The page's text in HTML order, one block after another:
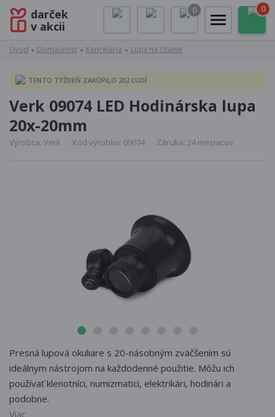
darček
v akcii
0 0
Úvod Domácnosť Kancelária Lupy na čítanie
TENTO TÝŽDEŇ ZAKÚPILO 202 ĽUDÍ
Verk 09074 LED Hodinárska lupa
20x-20mm
Výrobca: Verk Kód výrobku: 09074 Záruka: 24 mesiacov
Presná lupová okuliare s 20-násobným zväčšením sú
ideálnym nástrojom na každodenné použitie. Môžu ich
používať klenotníci, numizmatici, elektrikári, hodinári a
podobne.
Viac